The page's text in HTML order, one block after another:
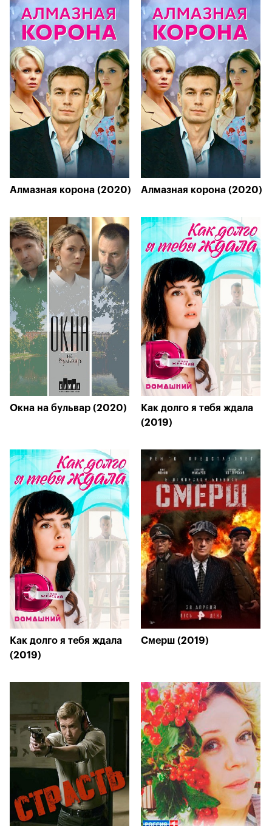
Алмазная корона (2020) Алмазная корона (2020)
Окна на бульвар (2020)
Как долго я тебя ждала
(2019)
Как долго я тебя ждала
(2019)
Смерш (2019)